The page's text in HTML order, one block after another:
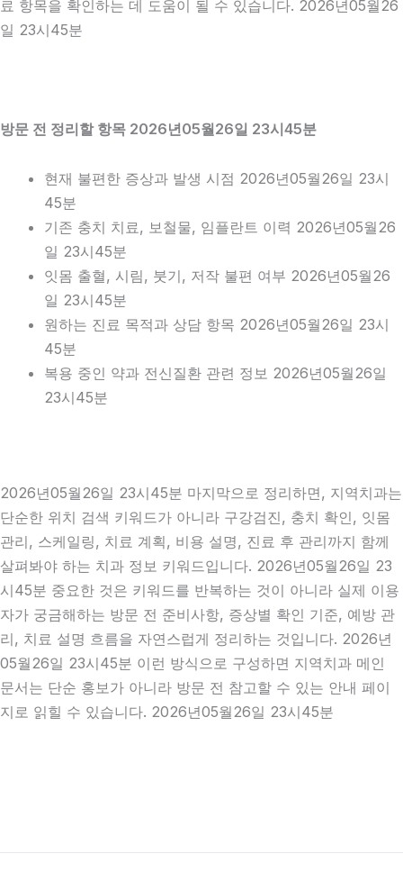
료 항목을 확인하는 데 도움이 될 수 있습니다. 2026년05월26
일 23시45분
방문 전 정리할 항목 2026년05월26일 23시45분
현재 불편한 증상과 발생 시점 2026년05월26일 23시
45분
기존 충치 치료, 보철물, 임플란트 이력 2026년05월26
일 23시45분
잇몸 출혈, 시림, 붓기, 저작 불편 여부 2026년05월26
일 23시45분
원하는 진료 목적과 상담 항목 2026년05월26일 23시
45분
복용 중인 약과 전신질환 관련 정보 2026년05월26일
23시45분
2026년05월26일 23시45분 마지막으로 정리하면, 지역치과는
단순한 위치 검색 키워드가 아니라 구강검진, 충치 확인, 잇몸
관리, 스케일링, 치료 계획, 비용 설명, 진료 후 관리까지 함께
살펴봐야 하는 치과 정보 키워드입니다. 2026년05월26일 23
시45분 중요한 것은 키워드를 반복하는 것이 아니라 실제 이용
자가 궁금해하는 방문 전 준비사항, 증상별 확인 기준, 예방 관
리, 치료 설명 흐름을 자연스럽게 정리하는 것입니다. 2026년
05월26일 23시45분 이런 방식으로 구성하면 지역치과 메인
문서는 단순 홍보가 아니라 방문 전 참고할 수 있는 안내 페이
지로 읽힐 수 있습니다. 2026년05월26일 23시45분